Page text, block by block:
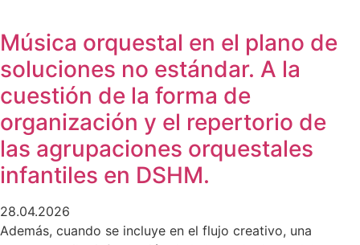
Música orquestal en el plano de
soluciones no estándar. A la
cuestión de la forma de
organización y el repertorio de
las agrupaciones orquestales
infantiles en DSHM.
28.04.2026
Además, cuando se incluye en el flujo creativo, una